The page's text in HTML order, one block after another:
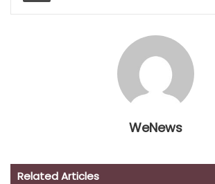
WeNews
Related Articles